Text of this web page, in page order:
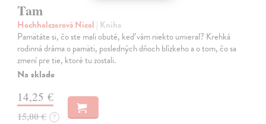
Tam
Hochholczerová Nicol | Kniha
Pamätáte si, čo ste mali obuté, keď vám niekto umieral? Krehká
rodinná dráma o pamäti, posledných dňoch blízkeho a o tom, čo sa
zmení pre tie, ktoré tu zostali.
Na sklade
14,25 €
15,00 € ?